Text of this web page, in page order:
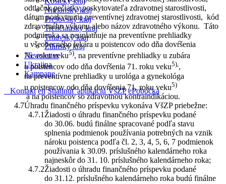
Nitriansky kraj
Prešovský kraj
Trenčiansky kraj
Trnavský kraj
Žilinský kraj
Newsletter
Ukrajina
Kampane
Kontakt en Stiahnuť aplikáciu VšZP ePobočka
odtlačok pečiatky poskytovateľa zdravotnej starostlivosti,
dátum poskytnutia preventívnej zdravotnej starostlivosti, kód
zdravotného výkonu alebo názov zdravotného výkonu. Táto
podmienka sa neuplatňuje na preventívne prehliadky
u všeobecného lekára u poistencov odo dňa dovŕšenia
76. roku veku5), na preventívne prehliadky u zubára
u poistencov odo dňa dovŕšenia 71. roku veku5),,
na preventívne prehliadky u urológa a gynekológa
u poistencov odo dňa dovŕšenia 71. roku veku5)
a na poistencov so zdravotnou kontraindikáciou.
Úhradu finančného príspevku vykonáva VšZP priebežne:
Žiadosti o úhradu finančného príspevku podané
do 30.06. budú finálne spracované podľa stavu
splnenia podmienok používania potrebných na vznik
nároku poistenca podľa čl. 2, 3, 4, 5, 6, 7 podmienok
používania k 30.09. príslušného kalendárneho roka
najneskôr do 31. 10. príslušného kalendárneho roka;
Žiadosti o úhradu finančného príspevku podané
do 31.12. príslušného kalendárneho roka budú finálne